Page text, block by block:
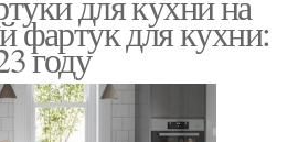
фартук для кухни:
году